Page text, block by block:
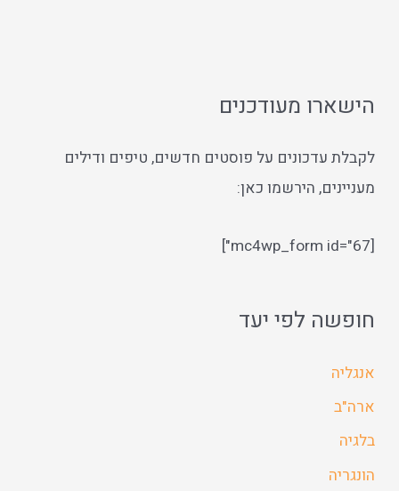
הישארו מעודכנים
לקבלת עדכונים על פוסטים חדשים, טיפים ודילים
מעניינים, הירשמו כאן:
[mc4wp_form id="67"]
חופשה לפי יעד
אנגליה
ארה"ב
בלגיה
הונגריה